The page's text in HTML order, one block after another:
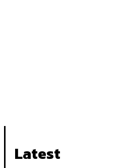
Latest